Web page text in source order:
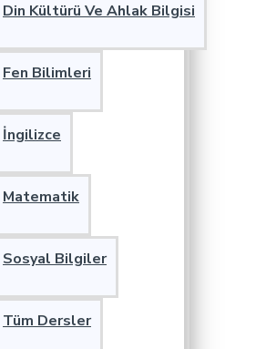
Din Kültürü Ve Ahlak Bilgisi
Fen Bilimleri
İngilizce
Matematik
Sosyal Bilgiler
Tüm Dersler